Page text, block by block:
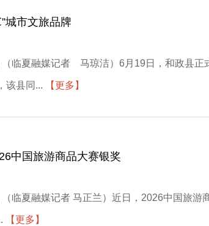
城市文旅品牌
（临夏融媒记者 马琼洁）6月19日，和政县
该县同... 【更多】
中国旅游商品大赛银奖
临夏融媒记者 马正兰）近日，2026中国旅
【更多】